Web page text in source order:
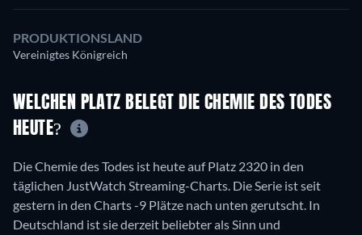
PRODUKTIONSLAND
Vereinigtes Königreich
WELCHEN PLATZ BELEGT DIE CHEMIE DES TODES
HEUTE?
Die Chemie des Todes ist heute auf Platz 2320 in den
täglichen JustWatch Streaming-Charts. Die Serie ist seit
gestern in den Charts -9 Plätze nach unten gerutscht. In
Deutschland ist sie derzeit beliebter als Sinn und